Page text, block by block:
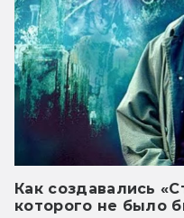
Как создавались
которого не было